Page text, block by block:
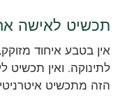
תכשיט לאישה
אין בטבע איחוד
לתינוקה. ואין תכשיט
הזה מתכשיט